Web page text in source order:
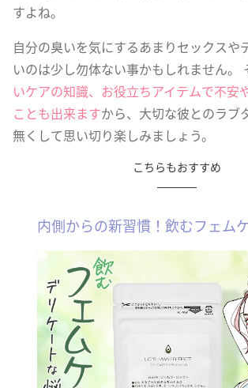
すよね。
自分の臭いを気にするあまりセックスや
いのは少し勿体ない事かもしれません。
いケアの知識、お役立ちアイテムで不安
ことも出来ますから、大切な彼とのラブ
無くして思い切り楽しみましょう。
こちらもおすすめ
内側からの新習慣！飲むフェム